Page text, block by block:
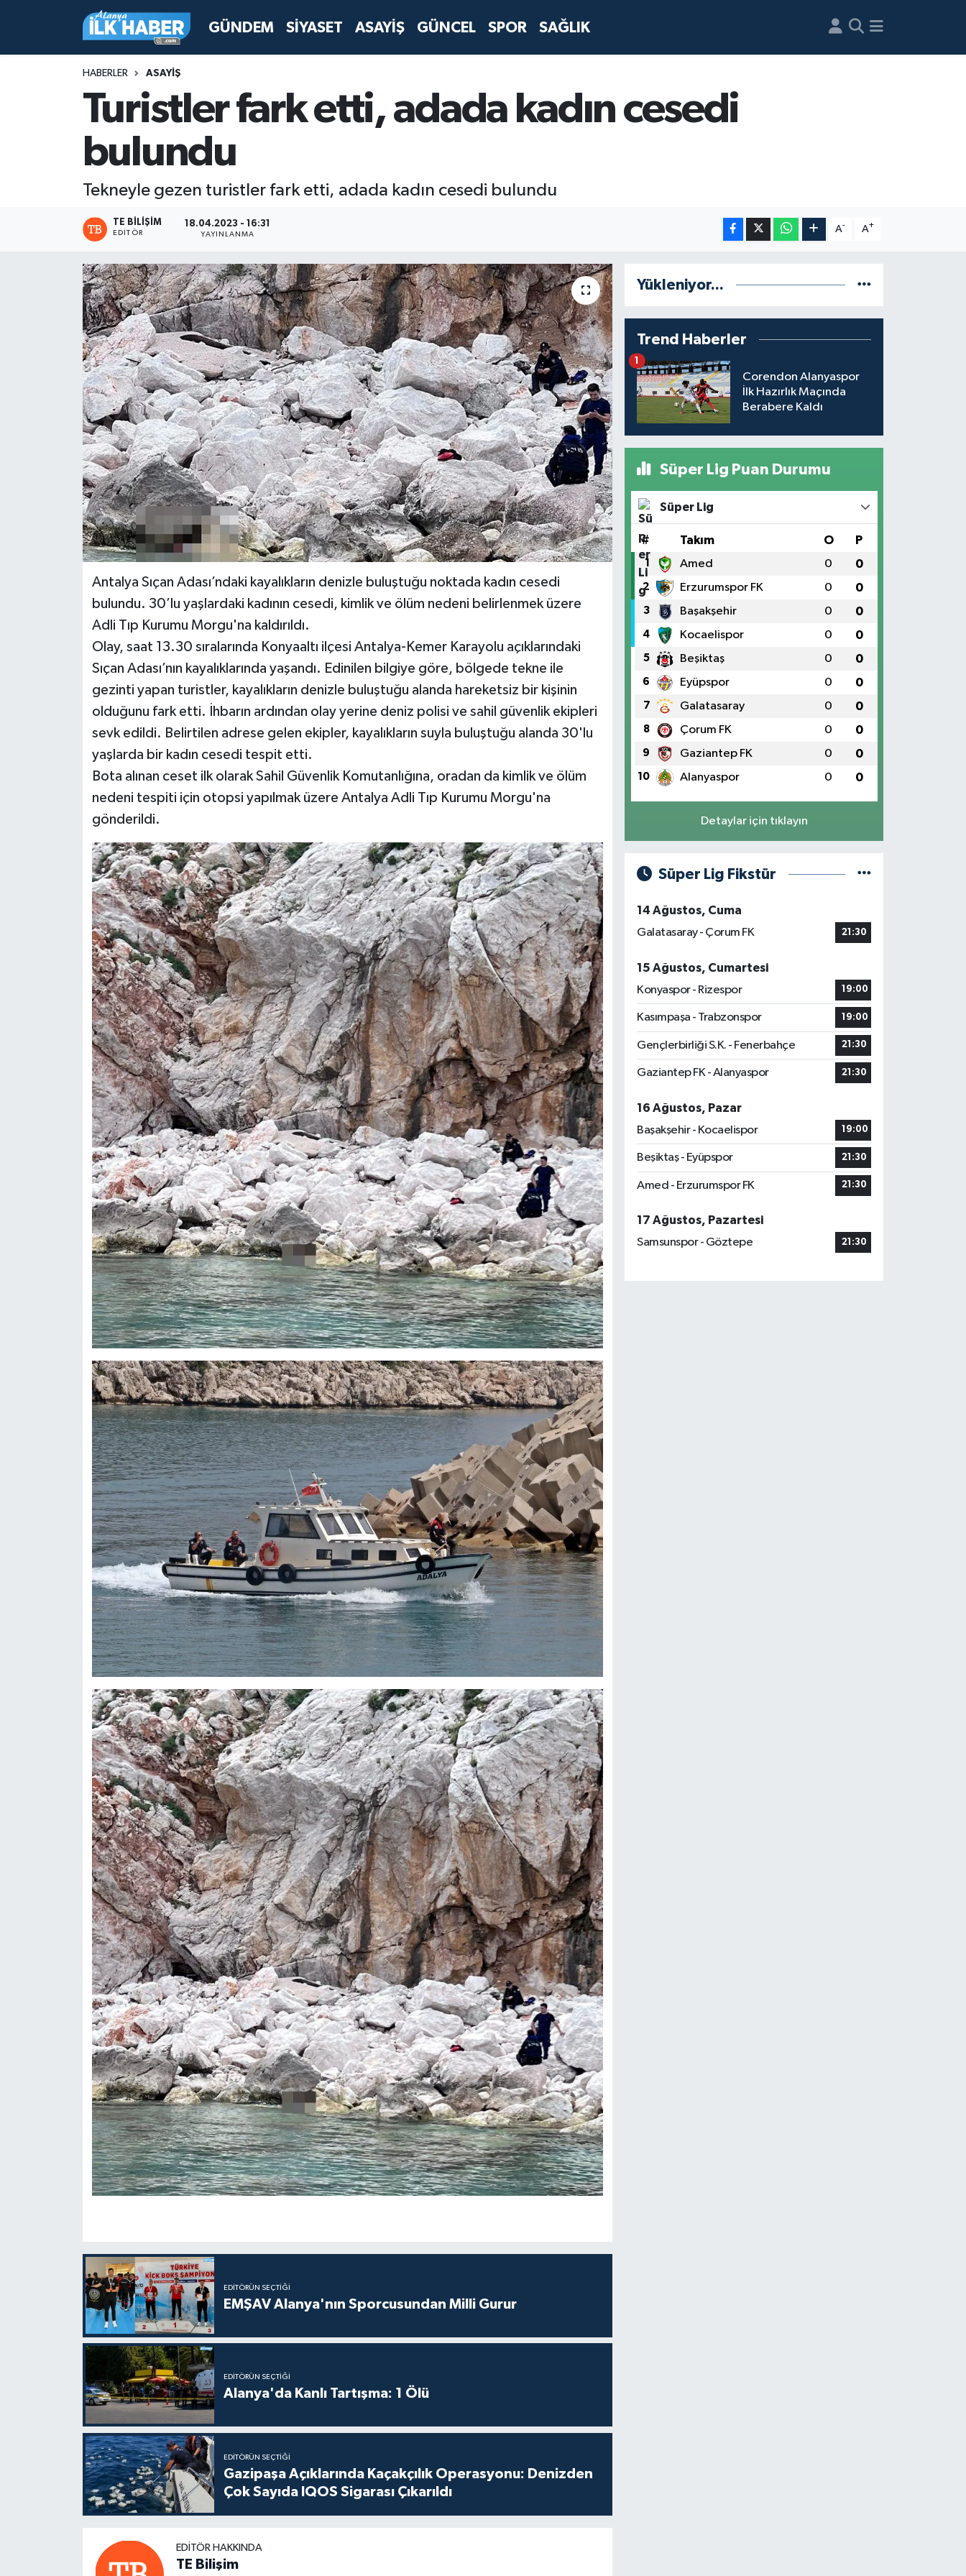
GÜNDEM SİYASET ASAYİŞ GÜNCEL SPOR SAĞLIK
HABERLER ASAYİŞ
Turistler fark etti, adada kadın cesedi
bulundu
Tekneyle gezen turistler fark etti, adada kadın cesedi bulundu
TE BILIŞIM
EDITÖR
18.04.2023 - 16:31
YAYINLANMA
A- A+
Antalya Sıçan Adası’ndaki kayalıkların denizle buluştuğu noktada kadın cesedi
bulundu. 30’lu yaşlardaki kadının cesedi, kimlik ve ölüm nedeni belirlenmek üzere
Adli Tıp Kurumu Morgu'na kaldırıldı.
Olay, saat 13.30 sıralarında Konyaaltı ilçesi Antalya-Kemer Karayolu açıklarındaki
Sıçan Adası’nın kayalıklarında yaşandı. Edinilen bilgiye göre, bölgede tekne ile
gezinti yapan turistler, kayalıkların denizle buluştuğu alanda hareketsiz bir kişinin
olduğunu fark etti. İhbarın ardından olay yerine deniz polisi ve sahil güvenlik ekipleri
sevk edildi. Belirtilen adrese gelen ekipler, kayalıkların suyla buluştuğu alanda 30'lu
yaşlarda bir kadın cesedi tespit etti.
Bota alınan ceset ilk olarak Sahil Güvenlik Komutanlığına, oradan da kimlik ve ölüm
nedeni tespiti için otopsi yapılmak üzere Antalya Adli Tıp Kurumu Morgu'na
gönderildi.
EDITÖRÜN SEÇTIĞI
EMŞAV Alanya'nın Sporcusundan Milli Gurur
EDITÖRÜN SEÇTIĞI
Alanya'da Kanlı Tartışma: 1 Ölü
EDITÖRÜN SEÇTIĞI
Gazipaşa Açıklarında Kaçakçılık Operasyonu: Denizden
Çok Sayıda IQOS Sigarası Çıkarıldı
EDITÖR HAKKINDA
TE Bilişim
Yükleniyor...
Trend Haberler
Corendon Alanyaspor
İlk Hazırlık Maçında
Berabere Kaldı
1
Süper Lig Puan Durumu
Süper Lig
# Takım O P
1 Amed 0 0
2 Erzurumspor FK 0 0
3 Başakşehir 0 0
4 Kocaelispor 0 0
5 Beşiktaş 0 0
6 Eyüpspor 0 0
7 Galatasaray 0 0
8 Çorum FK 0 0
9 Gaziantep FK 0 0
10 Alanyaspor 0 0
Detaylar için tıklayın
Süper Lig Fikstür
14 Ağustos, Cuma
Galatasaray - Çorum FK
21:30
15 Ağustos, Cumartesi
Konyaspor - Rizespor
19:00
Kasımpaşa - Trabzonspor 19:00
Gençlerbirliği S.K. - Fenerbahçe 21:30
Gaziantep FK - Alanyaspor 21:30
16 Ağustos, Pazar
Başakşehir - Kocaelispor
19:00
Beşiktaş - Eyüpspor 21:30
Amed - Erzurumspor FK 21:30
17 Ağustos, Pazartesi
Samsunspor - Göztepe
21:30
Antalya Nöbetçi Eczaneler
Antalya Hava Durumu
Antalya Trafik Yoğunluk Haritası
Süper Lig Puan Durumu ve Fikstür
Tüm Manşetler
Son Dakika Haberleri
Haber Arşivi